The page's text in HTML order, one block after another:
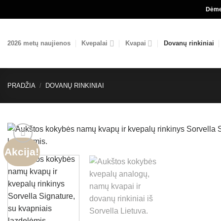
to
2026 metų naujienos Kvepalai Kvapai Dovanų rinkiniai
PRADŽIA / DOVANŲ RINKINIAI
Akcija!